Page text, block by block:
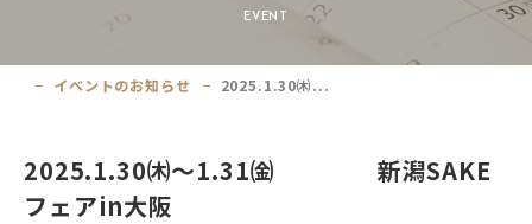
アクセス
EVENT
イベントのお知らせ 2025.1.30㈭...
2025.1.30㈭～1.31㈮ 新潟SAKE
フェアin大阪